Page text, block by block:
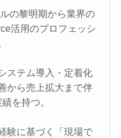
の黎明期から業界の
活用のプロフェッシ
ステム導入・定着化
から売上拡大まで伴
を持つ。
験に基づく「現場で